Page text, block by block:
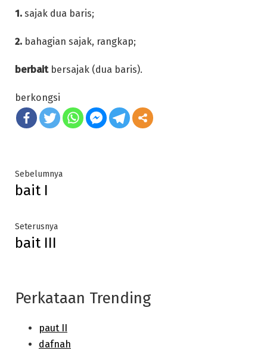
1. sajak dua baris;
2. bahagian sajak, rangkap;
berbaitbersajak (dua baris).
berkongsi
Post
navigation
SebelumnyaPrevious
bait I
SeterusnyaNext
bait III
Perkataan Trending